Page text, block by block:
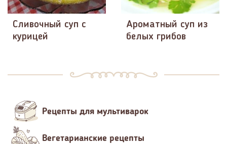
Сливочный суп с
курицей
Ароматный суп из
белых грибов
Рецепты для мультиварок
Вегетарианские рецепты